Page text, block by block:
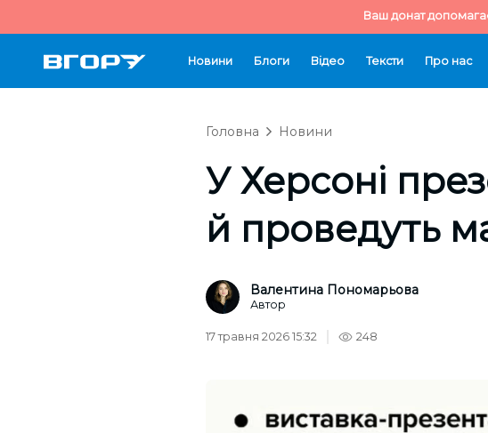
Ваш донат
Новини Блоги Відео Тексти Про нас
Головна Новини
У Херсоні
й проведуть
Валентина Пономарьова
Автор
17 травня 2026 15:32 248